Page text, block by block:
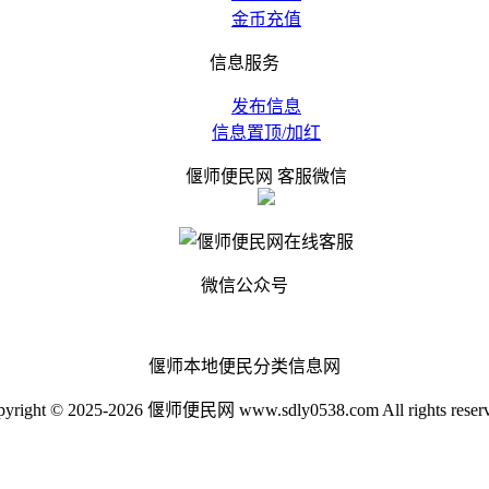
金币充值
信息服务
发布信息
信息置顶/加红
偃师便民网 客服微信
微信公众号
偃师本地便民分类信息网
© 2025-2026 偃师便民网 www.sdly0538.com All rights